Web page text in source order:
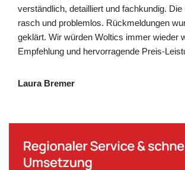
verständlich, detailliert und fachkundig. Die
rasch und problemlos. Rückmeldungen
geklärt. Wir würden Woltics immer wieder
Empfehlung und hervorragende Preis-
Laura Bremer